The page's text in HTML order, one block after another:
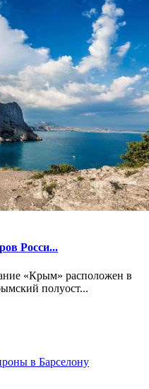
Росси...
«Крым» расположен в
полуост...